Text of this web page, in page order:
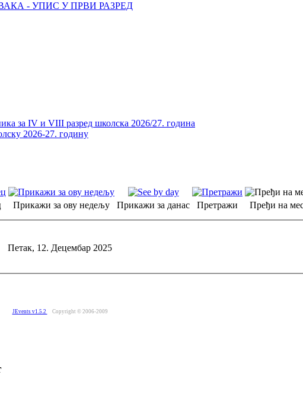
- УПИС У ПРВИ РАЗРЕД
за IV и VIII разред школска 2026/27. година
2026-27. годину
Прикажи за ову недељу Прикажи за данас Претражи
Пређи на
Петак, 12. Децембар 2025
JEvents v1.5.2 Copyright © 2006-2009